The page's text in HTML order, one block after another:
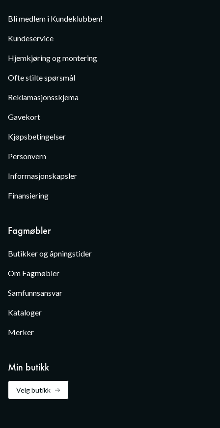
Bli medlem i Kundeklubben!
Kundeservice
Hjemkjøring og montering
Ofte stilte spørsmål
Reklamasjonsskjema
Gavekort
Kjøpsbetingelser
Personvern
Informasjonskapsler
Finansiering
Fagmøbler
Butikker og åpningstider
Om Fagmøbler
Samfunnsansvar
Kataloger
Merker
Min butikk
Velg butikk